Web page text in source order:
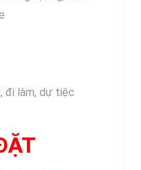
đi làm, dự tiệc